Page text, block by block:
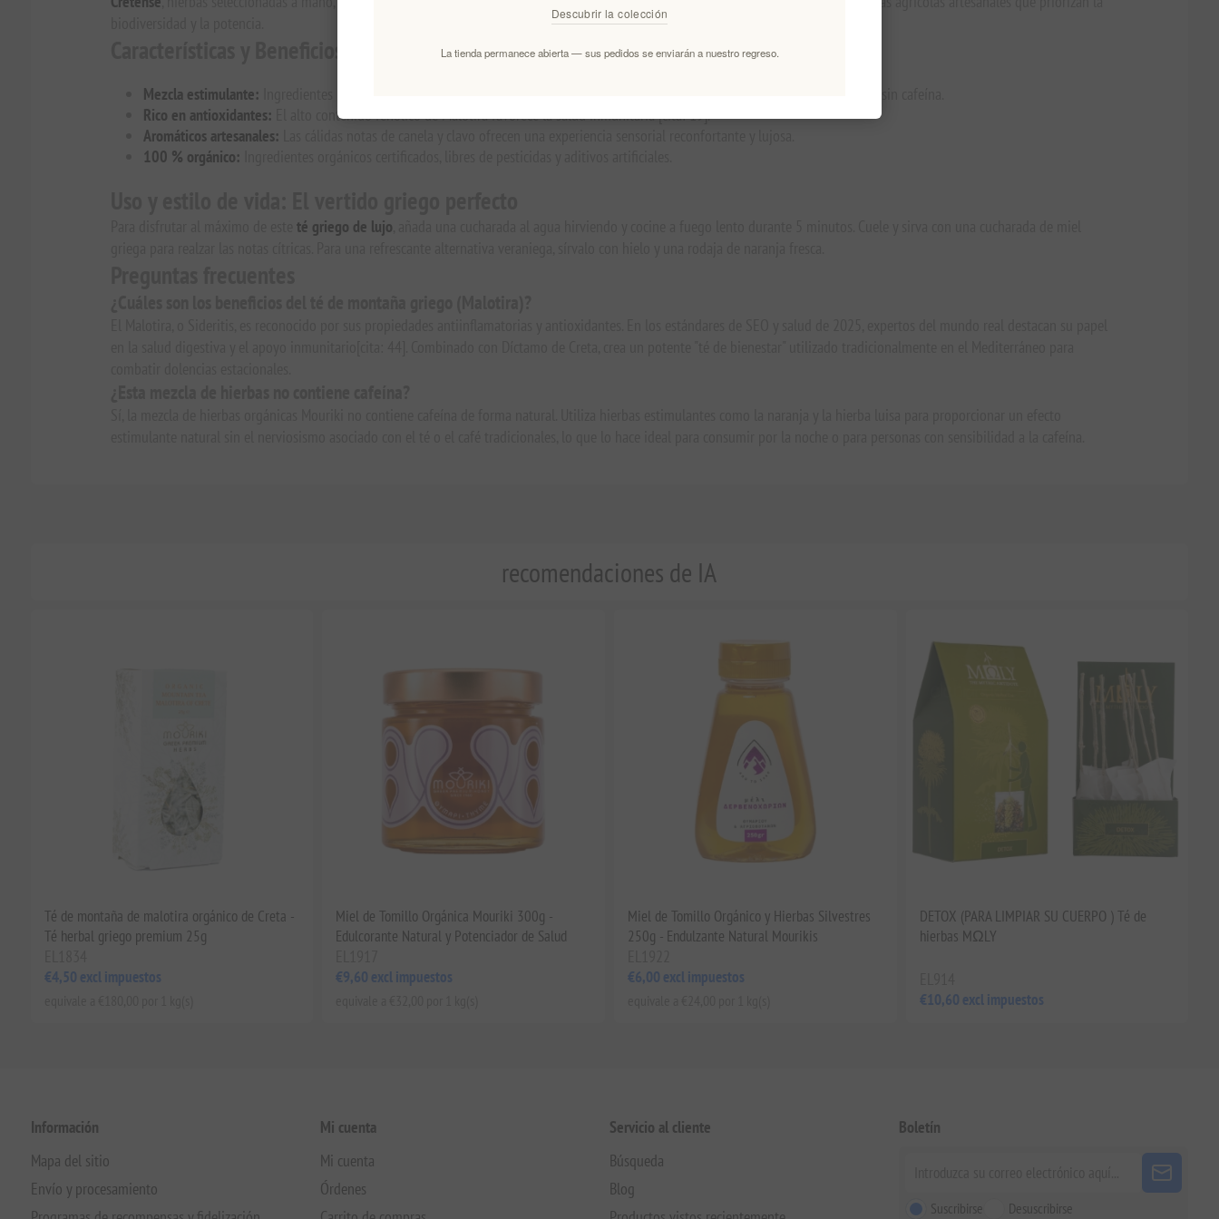
Características y Beneficios: Una sinfonía de sabores griegos
Mezcla estimulante:
Rico en antioxidantes: El alto contenido fenólico de Malotira favorece la salud inmunitaria [cita: 19].
Aromáticos artesanales:
100 % orgánico:
té griego de lujo
recomendaciones de IA
Té de montaña de malotira orgánico de Creta -
Té herbal griego premium 25g
€4,50 excl impuestos
Miel de Tomillo Orgánica Mouriki 300g -
Edulcorante Natural y Potenciador de Salud
€9,60 excl impuestos
Miel de Tomillo Orgánico y Hierbas Silvestres
250g - Endulzante Natural Mourikis
€6,00 excl impuestos
DETOX (PARA LIMPIAR SU CUERPO ) Té de
hierbas MΩLY
€10,60 excl impuestos
Información
Mapa del sitio
Envío y procesamiento
Mi cuenta
Mi cuenta
Órdenes
Servicio al cliente
Búsqueda
Blog
Boletín
Suscribirse Desuscribirse
Descubrir la colección
La tienda permanece abierta — sus pedidos se enviarán a nuestro regreso.